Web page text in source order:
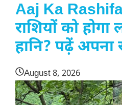
Aaj Ka
राशियों को
हानि? पढ़ें अपना
August 8, 2026